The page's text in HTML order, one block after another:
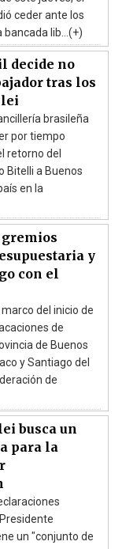
ceder ante los
bancada lib...(+)
decide no
tras los
brasileña
por tiempo
retorno del
Bitelli a Buenos
en la
y
con el
marco del inicio de
de
de Buenos
y Santiago del
de
busca un
para la
un "conjunto de